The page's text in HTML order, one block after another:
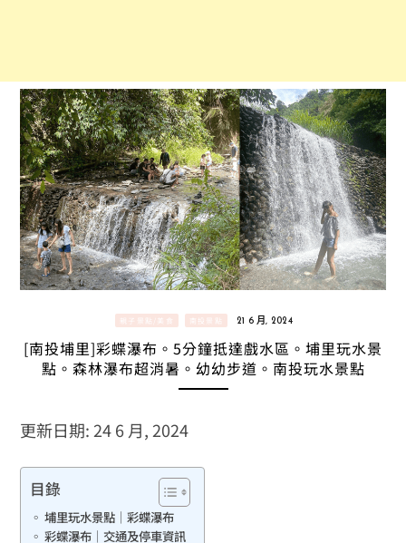
親子景點/美食 南投景點 21 6 月, 2024
[南投埔里]彩蝶瀑布。5分鐘抵達戲水區。埔里玩水景
點。森林瀑布超消暑。幼幼步道。南投玩水景點
更新日期: 24 6 月, 2024
目錄
埔里玩水景點｜彩蝶瀑布
彩蝶瀑布｜交通及停車資訊